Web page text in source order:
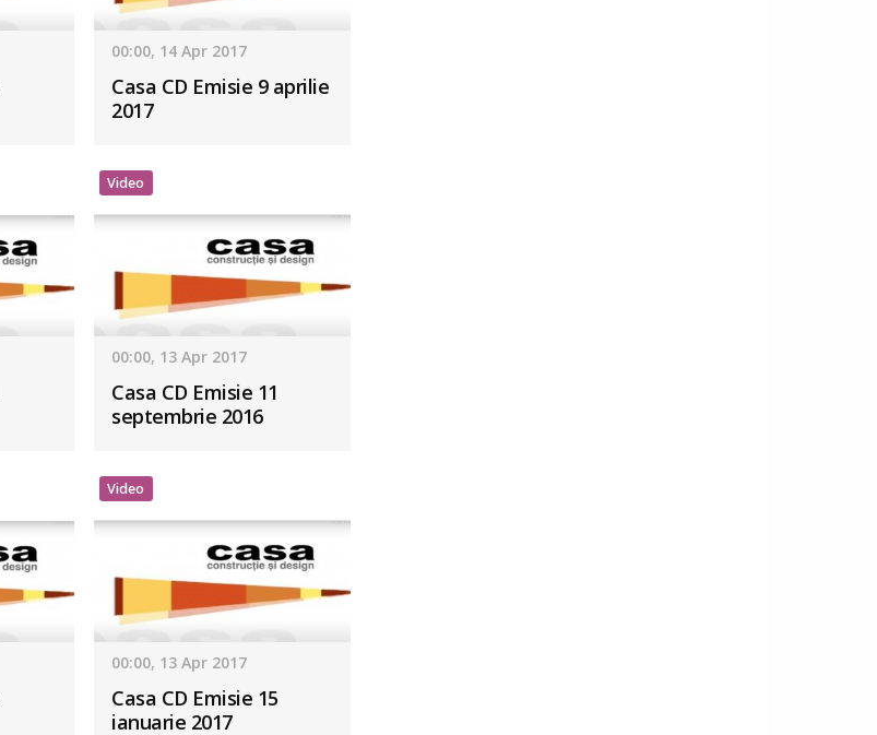
00:00, 14 Apr 2017
Casa CD Emisie 9 aprilie
2017
Video
00:00, 13 Apr 2017
Casa CD Emisie 11
septembrie 2016
Video
00:00, 13 Apr 2017
Casa CD Emisie 15
ianuarie 2017